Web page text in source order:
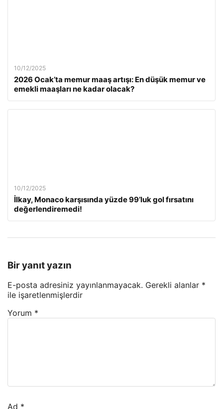
10/12/2025
2026 Ocak’ta memur maaş artışı: En düşük memur ve
emekli maaşları ne kadar olacak?
10/12/2025
İlkay, Monaco karşısında yüzde 99’luk gol fırsatını
değerlendiremedi!
Bir yanıt yazın
E-posta adresiniz yayınlanmayacak. Gerekli alanlar *
ile işaretlenmişlerdir
Yorum *
Ad *